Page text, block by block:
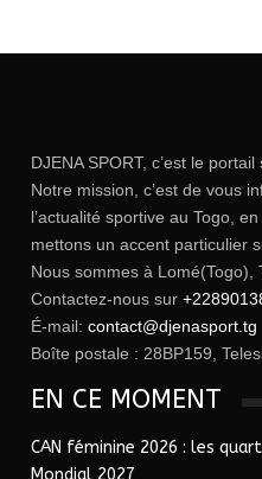
DJENA SPORT, c’est le
Notre mission, c’est de vous
l’actualité sportive au Togo,
mettons un accent particulier
Nous sommes à Lomé(Togo),
Contactez-nous sur
É-mail: contact@djenasport.tg
Boîte postale : 28BP159,
EN CE MOMENT
CAN féminine 2026 : les
Mondial 2027